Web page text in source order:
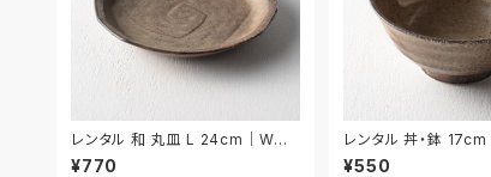
レンタル 和 丸皿 L 24cm｜WML
021
¥770
レンタル 丼・鉢
¥550